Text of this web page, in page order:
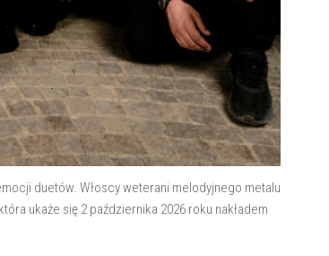
duetów. Włoscy weterani melodyjnego metalu
ukaże się 2 października 2026 roku nakładem